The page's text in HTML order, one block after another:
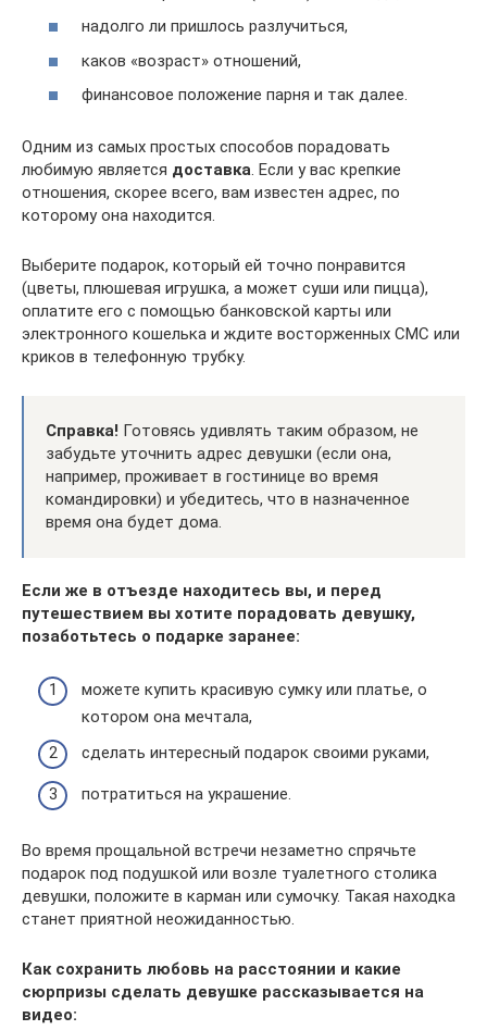
надолго ли пришлось разлучиться,
каков «возраст» отношений,
финансовое положение парня и так далее.
Одним из самых простых способов порадовать
любимую является доставка. Если у вас крепкие
отношения, скорее всего, вам известен адрес, по
которому она находится.
Выберите подарок, который ей точно понравится
(цветы, плюшевая игрушка, а может суши или пицца),
оплатите его с помощью банковской карты или
электронного кошелька и ждите восторженных СМС или
криков в телефонную трубку.
Справка! Готовясь удивлять таким образом, не
забудьте уточнить адрес девушки (если она,
например, проживает в гостинице во время
командировки) и убедитесь, что в назначенное
время она будет дома.
Если же в отъезде находитесь вы, и перед
путешествием вы хотите порадовать девушку,
позаботьтесь о подарке заранее:
можете купить красивую сумку или платье, о
котором она мечтала,
сделать интересный подарок своими руками,
потратиться на украшение.
Во время прощальной встречи незаметно спрячьте
подарок под подушкой или возле туалетного столика
девушки, положите в карман или сумочку. Такая находка
станет приятной неожиданностью.
Как сохранить любовь на расстоянии и какие
сюрпризы сделать девушке рассказывается на
видео: